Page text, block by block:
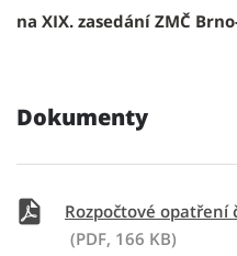
na XIX. zasedání ZMČ
Dokumenty
Rozpočtové opatření
(PDF, 166 KB)